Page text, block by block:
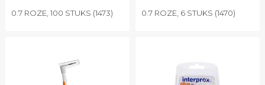
0.7 ROZE, 100 STUKS (1473) 0.7 ROZE, 6 STUKS (1470)